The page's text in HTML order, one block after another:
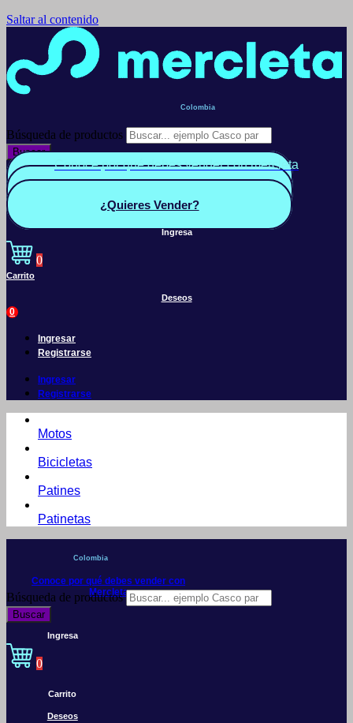
Saltar al contenido
Colombia
Búsqueda de productos
Buscar
Conoce por qué debes vender con mercleta
Quiero Vender
¿Quieres Vender?
Ingresa
0
Carrito
Deseos
0
Ingresar
Registrarse
Ingresar
Registrarse
Motos
Bicicletas
Patines
Patinetas
Colombia
Conoce por qué debes vender con
Mercleta
Búsqueda de productos
Buscar
Ingresa
0
Carrito
Deseos